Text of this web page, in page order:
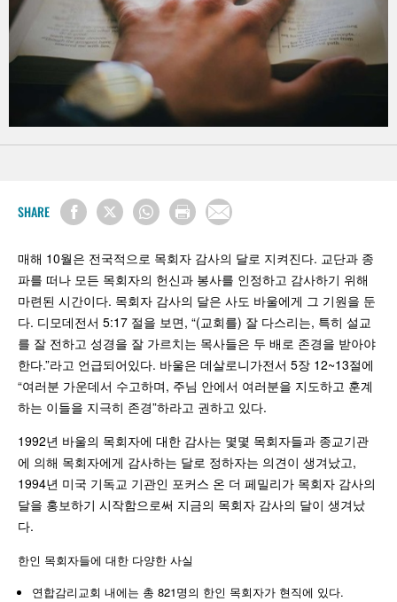
SHARE
매해 10월은 전국적으로 목회자 감사의 달로 지켜진다. 교단과 종
파를 떠나 모든 목회자의 헌신과 봉사를 인정하고 감사하기 위해
마련된 시간이다. 목회자 감사의 달은 사도 바울에게 그 기원을 둔
다. 디모데전서 5:17 절을 보면, “(교회를) 잘 다스리는, 특히 설교
를 잘 전하고 성경을 잘 가르치는 목사들은 두 배로 존경을 받아야
한다.”라고 언급되어있다. 바울은 데살로니가전서 5장 12~13절에
“여러분 가운데서 수고하며, 주님 안에서 여러분을 지도하고 훈계
하는 이들을 지극히 존경”하라고 권하고 있다.
1992년 바울의 목회자에 대한 감사는 몇몇 목회자들과 종교기관
에 의해 목회자에게 감사하는 달로 정하자는 의견이 생겨났고,
1994년 미국 기독교 기관인 포커스 온 더 페밀리가 목회자 감사의
달을 홍보하기 시작함으로써 지금의 목회자 감사의 달이 생겨났
다.
한인 목회자들에 대한 다양한 사실
연합감리교회 내에는 총 821명의 한인 목회자가 현직에 있다.